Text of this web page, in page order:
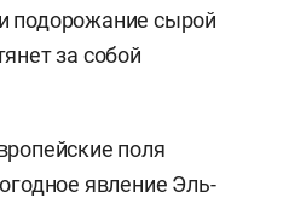
подорожание сырой
за собой
поля
явление Эль-